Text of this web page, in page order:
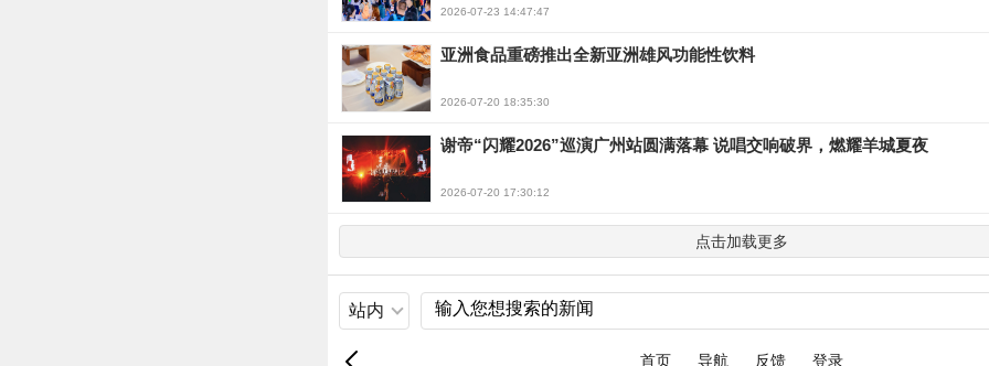
2026-07-23 14:47:47
亚洲食品重磅推出全新亚洲雄风功能性饮料
2026-07-20 18:35:30
谢帝“闪耀2026”巡演广州站圆满落幕 说唱交响破界，燃耀羊城夏夜
2026-07-20 17:30:12
点击加载更多
站内
首页 导航 反馈 登录